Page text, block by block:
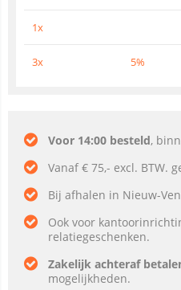
1x
3x 5%
Voor 14:00 besteld,
Vanaf € 75,- excl. BTW.
Bij afhalen in Nieuw-
Ook voor
relatiegeschenken.
Zakelijk achteraf
mogelijkheden.